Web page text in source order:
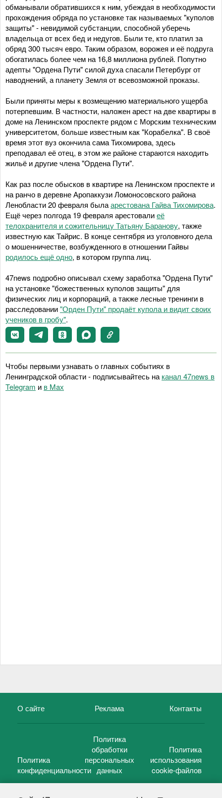
обманывали обратившихся к ним, убеждая в необходимости
прохождения обряда по установке так называемых "куполов
защиты" - невидимой субстанции, способной уберечь
владельца от всех бед и недугов. Были те, кто платил за
обряд 300 тысяч евро. Таким образом, ворожея и её подруга
обогатилась более чем на 16,8 миллиона рублей. Попутно
адепты "Ордена Пути" силой духа спасали Петербург от
наводнений, а планету Земля от всевозможной проказы.
Были приняты меры к возмещению материального ущерба
потерпевшим. В частности, наложен арест на две квартиры в
доме на Ленинском проспекте рядом с Морским техническим
университетом, больше известным как "Корабелка". В своё
время этот вуз окончила сама Тихомирова, здесь
преподавал её отец, в этом же районе стараются находить
жильё и другие члена "Ордена Пути".
Как раз после обысков в квартире на Ленинском проспекте и
на ранчо в деревне Аропаккузи Ломоносовского района
Ленобласти 20 февраля былаарестована Гайва Тихомирова.
Ещё через полгода 19 февраля арестовалиеё
телохранителя и сожительницу Татьяну Баранову, также
известную как Тайрис. В конце сентября из уголовного дела
о мошенничестве, возбужденного в отношении Гайвы
родилось ещё одно, в котором группа лиц.
47news подробно описывал схему заработка "Ордена Пути"
на установке "божественных куполов защиты" для
физических лиц и корпораций, а также лесные тренинги в
расследовании"Орден Пути" продаёт купола и видит своих
учеников в гробу".
Чтобы первыми узнавать о главных событиях в
Ленинградской области - подписывайтесь на канал 47news в
Telegram и в Maх
О сайте Реклама Контакты
Политика
конфиденциальности
Политика
обработки
персональных
данных
Политика
использования
cookie-файлов